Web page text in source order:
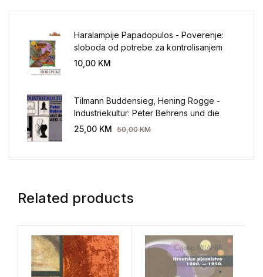
Haralampije Papadopulos - Poverenje:
sloboda od potrebe za kontrolisanjem
sveta
10,00 KM
Tilmann Buddensieg, Hening Rogge -
Industriekultur: Peter Behrens und die
AEG 1907-1914.
25,00 KM 50,00KM
Related products